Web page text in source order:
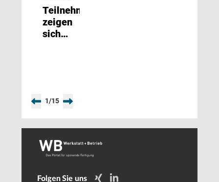
Teilnehmer
zeigen
sich
1/15
Folgen Sie uns